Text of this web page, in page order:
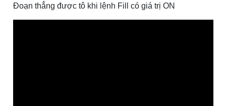
Đoạn thẳng được tô khi lệnh Fill có giá trị ON